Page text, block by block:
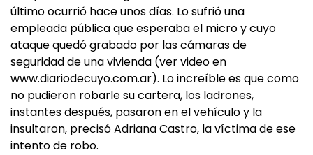
último ocurrió hace unos días. Lo sufrió una
empleada pública que esperaba el micro y cuyo
ataque quedó grabado por las cámaras de
seguridad de una vivienda (ver video en
www.diariodecuyo.com.ar). Lo increíble es que como
no pudieron robarle su cartera, los ladrones,
instantes después, pasaron en el vehículo y la
insultaron, precisó Adriana Castro, la víctima de ese
intento de robo.